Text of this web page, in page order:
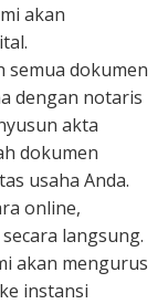
akan
semua dokumen
dengan notaris
akta
dokumen
usaha Anda.
online,
langsung.
akan mengurus
instansi